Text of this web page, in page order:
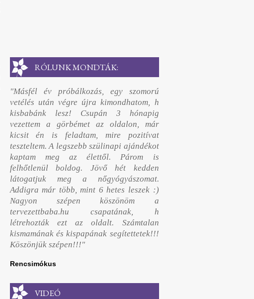
RÓLUNK MONDTÁK:
"Másfél év próbálkozás, egy szomorú
vetélés után végre újra kimondhatom, h
kisbabánk lesz! Csupán 3 hónapig
vezettem a görbémet az oldalon, már
kicsit én is feladtam, mire pozitívat
teszteltem. A legszebb szülinapi ajándékot
kaptam meg az élettől. Párom is
felhőtlenül boldog. Jövő hét kedden
látogatjuk meg a nőgyógyászomat.
Addigra már több, mint 6 hetes leszek :)
Nagyon szépen köszönöm a
tervezettbaba.hu csapatának, h
létrehozták ezt az oldalt. Számtalan
kismamának és kispapának segítettetek!!!
Köszönjük szépen!!!"
Rencsimókus
VIDEÓ